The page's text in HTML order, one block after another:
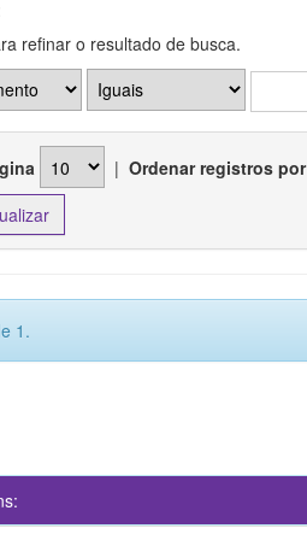
refinar o resultado de busca.
| Ordenar registros por
1.